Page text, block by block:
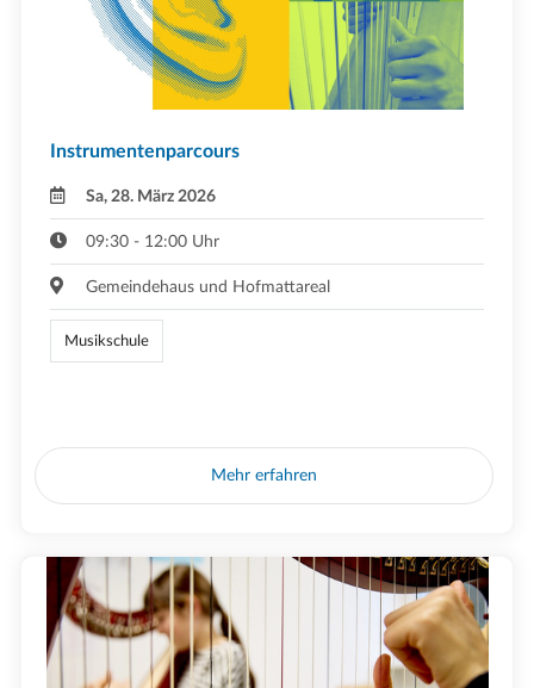
Instrumentenparcours
Sa, 28. März 2026
09:30 - 12:00 Uhr
Gemeindehaus und Hofmattareal
Musikschule
Mehr erfahren